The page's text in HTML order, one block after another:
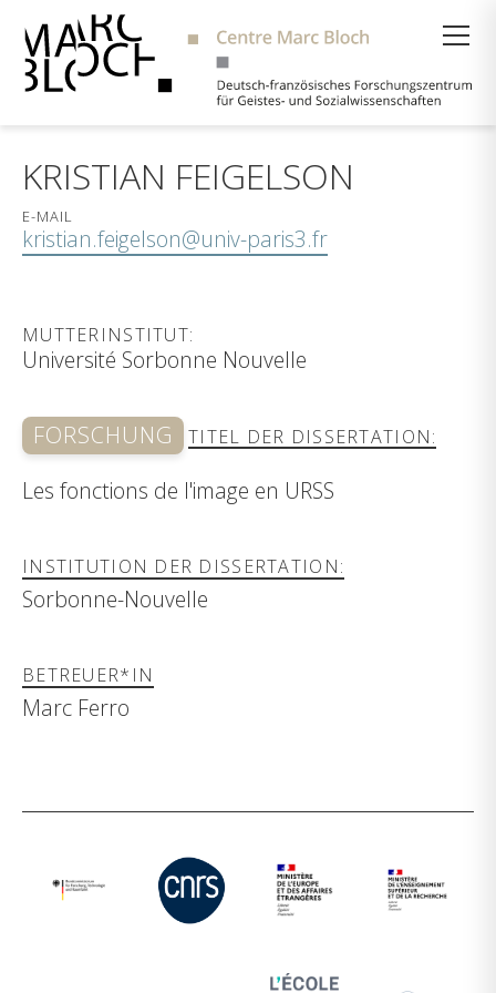
KRISTIAN FEIGELSON
E-MAIL
kristian.feigelson@univ-paris3.fr
MUTTERINSTITUT:
Université Sorbonne Nouvelle
FORSCHUNG TITEL DER DISSERTATION:
Les fonctions de l'image en URSS
INSTITUTION DER DISSERTATION:
Sorbonne-Nouvelle
BETREUER*IN
Marc Ferro